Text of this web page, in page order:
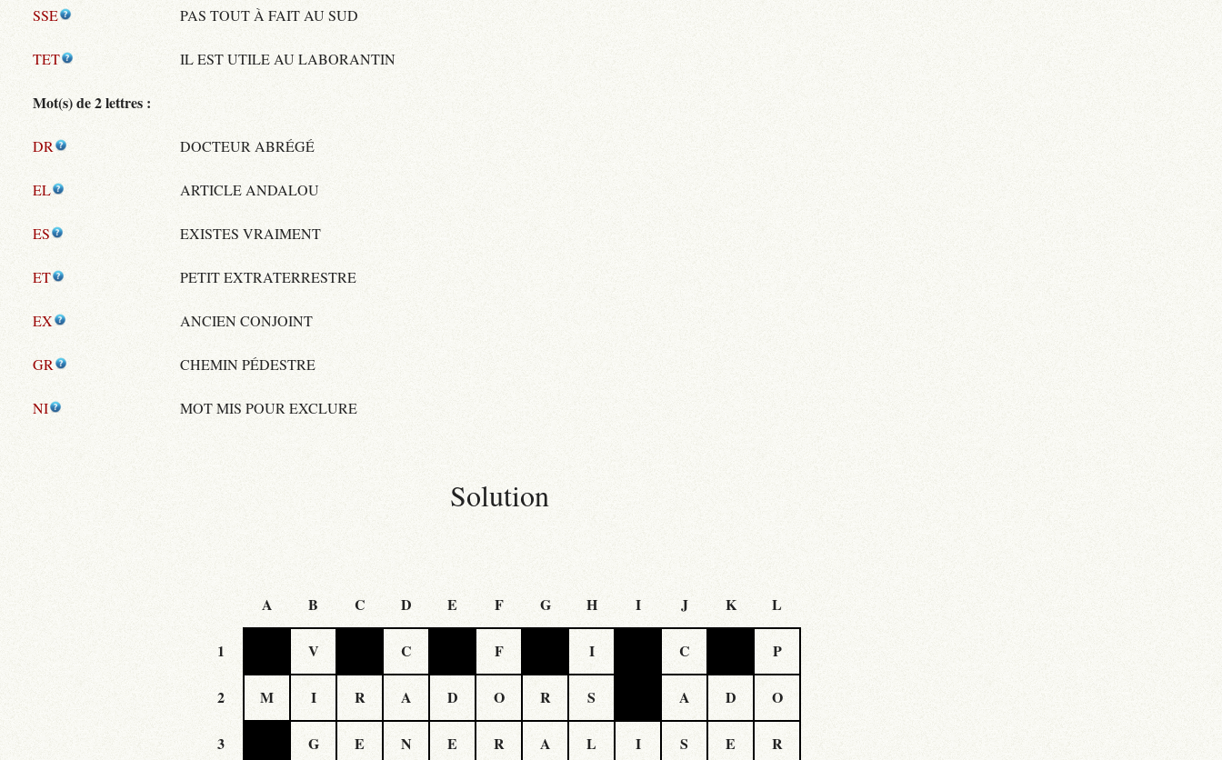
SSE PAS TOUT À FAIT AU SUD
TET IL EST UTILE AU LABORANTIN
Mot(s) de 2 lettres :
DR DOCTEUR ABRÉGÉ
EL ARTICLE ANDALOU
ES EXISTES VRAIMENT
ET PETIT EXTRATERRESTRE
EX ANCIEN CONJOINT
GR CHEMIN PÉDESTRE
NI MOT MIS POUR EXCLURE
Solution
A B C D E F G H I J K L
1 V C F I C P
2 M I R A D O R S A D O
3 G E N E R A L I S E R